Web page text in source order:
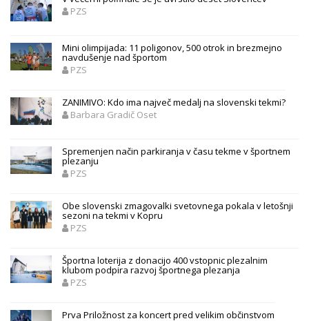
PZS
Mini olimpijada: 11 poligonov, 500 otrok in brezmejno
navdušenje nad športom
PZS
ZANIMIVO: Kdo ima največ medalj na slovenski tekmi?
Barbara Gradič Oset
Spremenjen način parkiranja v času tekme v športnem
plezanju
PZS
Obe slovenski zmagovalki svetovnega pokala v letošnji
sezoni na tekmi v Kopru
PZS
Športna loterija z donacijo 400 vstopnic plezalnim
klubom podpira razvoj športnega plezanja
PZS
Prva Priložnost za koncert pred velikim občinstvom